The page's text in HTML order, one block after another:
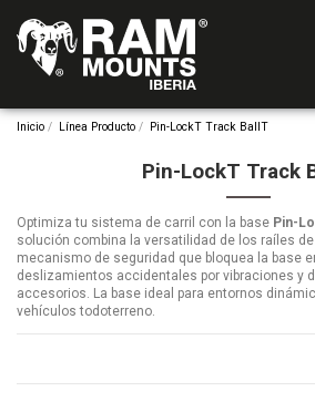
Inicio Línea Producto Pin-LockT Track BallT
Pin-LockT Track
Optimiza tu sistema de carril con la base Pin-
solución combina la versatilidad de los raíles
mecanismo de seguridad que bloquea la base
deslizamientos accidentales por vibraciones y
accesorios. La base ideal para entornos
vehículos todoterreno.